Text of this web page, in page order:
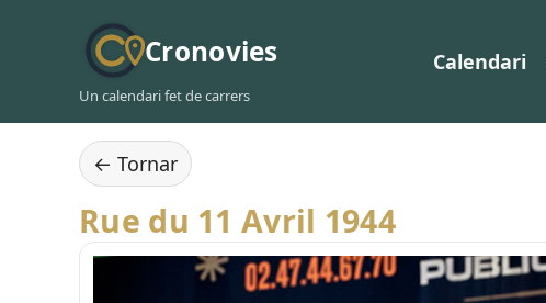
Cronovies
Un calendari fet de carrers
Calendari
← Tornar
Rue du 11 Avril 1944